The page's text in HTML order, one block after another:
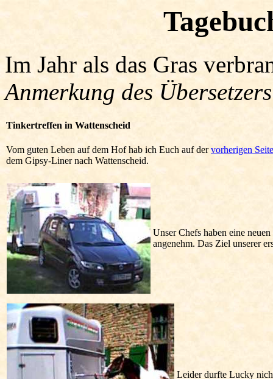
Im Jahr als das Gras
Anmerkung des
Tinkertreffen in Wattenscheid
Vom guten Leben auf dem Hof hab ich Euch auf dervorherigen Seite
dem Gipsy-Liner nach Wattenscheid.
Unser Chefs haben eine
angenehm. Das Ziel unserer
Leider durfte Lucky